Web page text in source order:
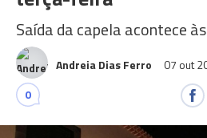
Saída da capela acontece
Andreia Dias Ferro 07 out
0